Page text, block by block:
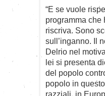
“E se vuole
programma che
riscriva. Sono
sull’inganno. Il
Delrio nel
lei si presenta
del popolo
popolo in
razziali, in